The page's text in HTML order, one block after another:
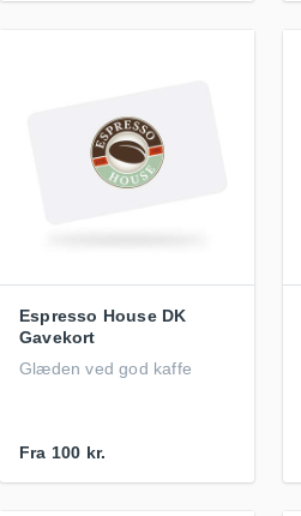
Espresso House DK
Gavekort
Glæden ved god kaffe
Fra 100 kr.